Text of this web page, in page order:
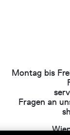
Montag bis
Fragen an